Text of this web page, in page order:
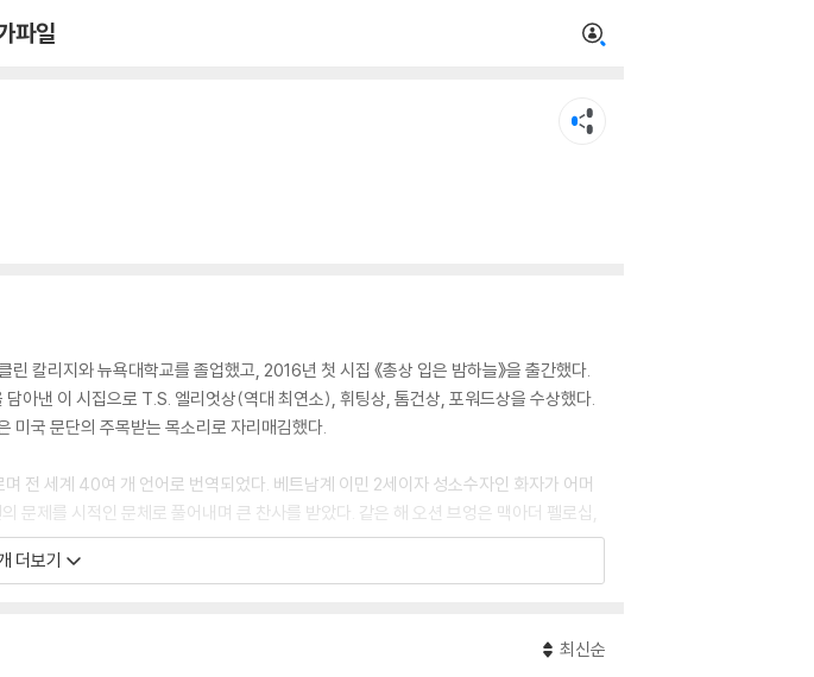
파일
칼리지와 뉴욕대학교를 졸업했고, 2016년 첫 시집 《총상 입은 밤하늘》을 출간했다.
아낸 이 시집으로 T.S. 엘리엇상(역대 최연소), 휘팅상, 톰건상, 포워드상을 수상했다.
은 미국 문단의 주목받는 목소리로 자리매김했다.
전 세계 40여 개 언어로 번역되었다. 베트남계 이민 2세이자 성소수자인 화자가 어머
문제를 시적인 문체로 풀어내며 큰 찬사를 받았다. 같은 해 오션 브엉은 맥아더 펠로십,
더보기
최신순